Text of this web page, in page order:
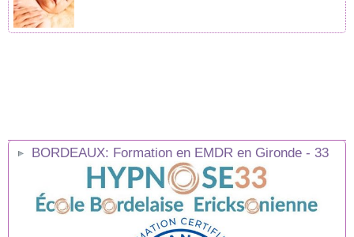
BORDEAUX: Formation en EMDR en Gironde - 33